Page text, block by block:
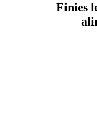
Finies